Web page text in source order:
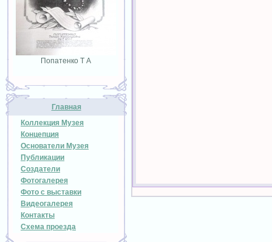
Попатенко Т А
Главная
Коллекция Музея
Концепция
Основатели Музея
Публикации
Создатели
Фотогалерея
Фото с выставки
Видеогалерея
Контакты
Схема проезда